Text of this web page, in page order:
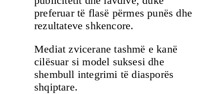
preferuar të flasë përmes punës dhe
rezultateve shkencore.
Mediat zvicerane tashmë e kanë
cilësuar si model suksesi dhe
shembull integrimi të diasporës
shqiptare.